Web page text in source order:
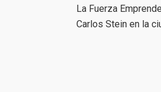
La Fuerza
Carlos Stein en la